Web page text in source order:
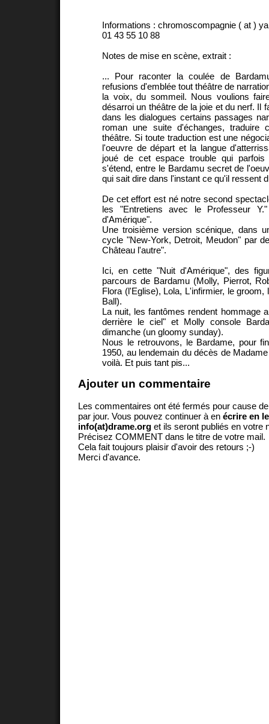
Informations : chromoscompagnie ( at )
01 43 55 10 88
Notes de mise en scène, extrait :
... Pour raconter la coulée de
refusions d'emblée tout théâtre de
la voix, du sommeil. Nous voulions
désarroi un théâtre de la joie et du nerf. Il
dans les dialogues certains passages
roman une suite d'échanges, traduire
théâtre. Si toute traduction est une
l'oeuvre de départ et la langue
joué de cet espace trouble qui parfois
s'étend, entre le Bardamu secret de
qui sait dire dans l'instant ce qu'il ressent
De cet effort est né notre second
les "Entretiens avec le Professeur
d'Amérique".
Une troisième version scénique, dans
cycle "New-York, Detroit, Meudon" par
Château l'autre".
Ici, en cette "Nuit d'Amérique", des
parcours de Bardamu (Molly, Pierrot,
Flora (l'Eglise), Lola, L'infirmier, le groom,
Ball).
La nuit, les fantômes rendent hommage
derrière le ciel" et Molly console
dimanche (un gloomy sunday).
Nous le retrouvons, le Bardame, pour
1950, au lendemain du décès de
voilà. Et puis tant pis...
Ajouter un commentaire
Les commentaires ont été fermés pour cause
par jour. Vous pouvez continuer à en écrire en
info(at)drame.org et ils seront publiés en votre
Précisez COMMENT dans le titre de votre mail.
Cela fait toujours plaisir d'avoir des retours ;-)
Merci d'avance.